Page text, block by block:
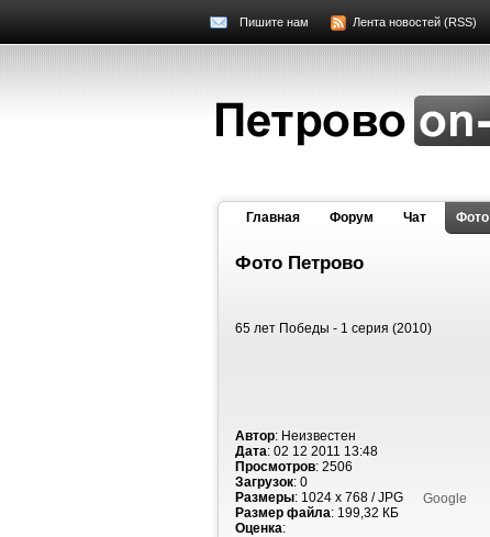
Пишите нам Лента новостей (RSS)
Главная Форум Чат Фото
Фото Петрово
65 лет Победы - 1 серия (2010)
Автор: Неизвестен
Дата: 02 12 2011 13:48
Просмотров: 2506
Загрузок: 0
Размеры: 1024 x 768 / JPG
Размер файла: 199,32 КБ
Оценка:
Google